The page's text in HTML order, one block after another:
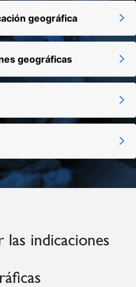
geográfica
geográficas
indicaciones